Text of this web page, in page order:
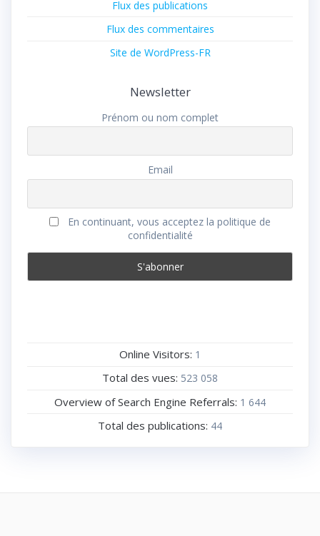
Flux des publications
Flux des commentaires
Site de WordPress-FR
Newsletter
Prénom ou nom complet
Email
En continuant, vous acceptez la politique de
confidentialité
Online Visitors: 1
Total des vues: 523 058
Overview of Search Engine Referrals: 1 644
Total des publications: 44